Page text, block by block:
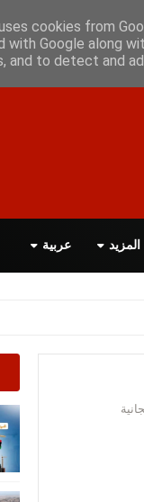
المزيد عربية
cookies from
with Google along
and to detect and